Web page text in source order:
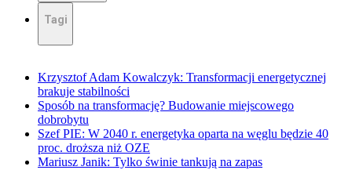
Tagi
Krzysztof Adam Kowalczyk: Transformacji energetycznej
brakuje stabilności
Sposób na transformację? Budowanie miejscowego
dobrobytu
Szef PIE: W 2040 r. energetyka oparta na węglu będzie 40
proc. droższa niż OZE
Mariusz Janik: Tylko świnie tankują na zapas